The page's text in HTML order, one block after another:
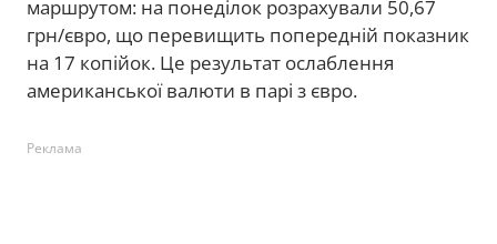
маршрутом: на понеділок розрахували 50,67
грн/євро, що перевищить попередній показник
на 17 копійок. Це результат ослаблення
американської валюти в парі з євро.
Реклама